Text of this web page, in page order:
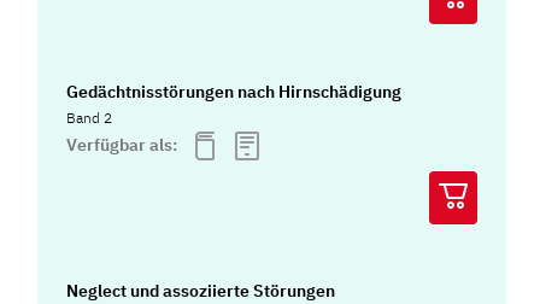
Gedächtnisstörungen nach Hirnschädigung
Band 2
Verfügbar als:
Neglect und assoziierte Störungen